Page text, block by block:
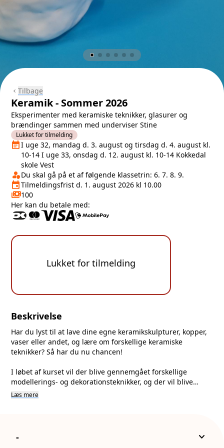
chevron_left Tilbage
Keramik - Sommer 2026
Eksperimenter med keramiske teknikker, glasurer og
brændinger sammen med underviser Stine
Lukket for tilmelding
Næste lektion
event_noteI uge 32, mandag d. 3. august og tirsdag d. 4. august kl.
10-14 I uge 33, onsdag d. 12. august kl. 10-14 Kokkedal
skole Vest
Klasse/Aldersbegrænsning
person_shieldDu skal gå på et af følgende klassetrin: 6. 7. 8. 9.
Tilmeldingsfrist
eventTilmeldingsfrist d. 1. august 2026 kl 10.00
Pris
payments100
Her kan du betale med:
Lukket for tilmelding
Beskrivelse
Har du lyst til at lave dine egne keramikskulpturer, kopper,
vaser eller andet, og lære om forskellige keramiske
teknikker? Så har du nu chancen!
I løbet af kurset vil der blive gennemgået forskellige
modellerings- og dekorationsteknikker, og der vil blive
arbejdet med forskellige typer af glasurer.
Vi mødes:
Læs mere
- keyboard_arrow_down